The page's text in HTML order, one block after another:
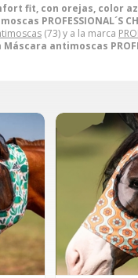
fit, con orejas, color
PROFESSIONAL´S
(73) y a la marca
Máscara antimoscas